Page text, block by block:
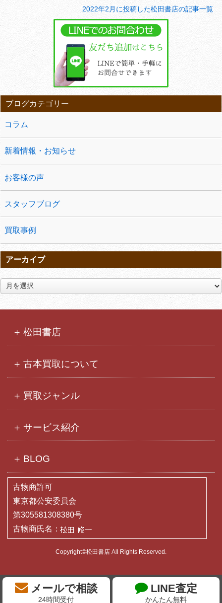
メールで相談
24時間受付
LINE査定
かんたん無料
2022年2月に投稿した松田書店の記事一覧
ブログカテゴリー
コラム
新着情報・お知らせ
お客様の声
スタッフブログ
買取事例
アーカイブ
ア
ー
松田書店
古本買取について
買取ジャンル
サービス紹介
BLOG
古物商許可
東京都公安委員会
第305581308380号
古物商氏名：
Copyright©松田書店 All Rights Reserved.